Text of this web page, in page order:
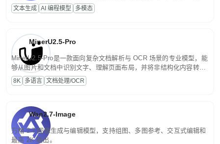
话端到端交付生产级成果。原生视觉理解贯穿规划、执行与验证全流
程，支持超长文档与长视频的深度语义解析。长程任务中自主规划与
文本生成 AI 编程模型 多模态
MinerU2.5-Pro
MinerU2.5-Pro是一款面向复杂文档解析与 OCR 场景的专业模型，能
够从图片和文档中识别文字、理解页面布局，并将非结构化内容转换
为便于存储、检索和二次处理的结构化结果。
8K 多语言 文档处理/OCR
Wan2.7-Image
万相 2.7 图像生成与编辑模型，支持组图、多图参考、交互式编辑和
最高 2K 输出。